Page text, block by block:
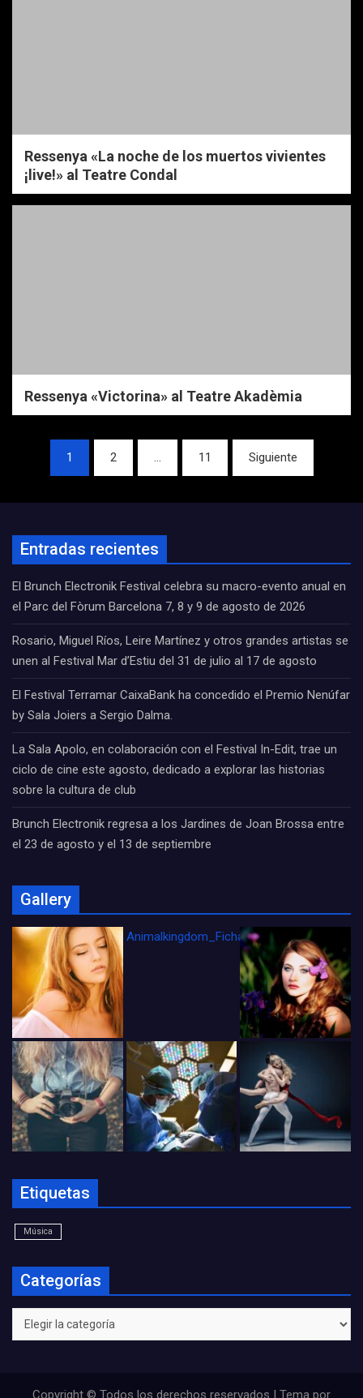
Ressenya «La noche de los muertos vivientes
¡live!» al Teatre Condal
Ressenya «Victorina» al Teatre Akadèmia
Navegación
entradas
1 2 … 11 Siguiente
Entradas recientes
El Brunch Electronik Festival celebra su macro-evento anual en
el Parc del Fòrum Barcelona 7, 8 y 9 de agosto de 2026
Rosario, Miguel Ríos, Leire Martínez y otros grandes artistas se
unen al Festival Mar d’Estiu del 31 de julio al 17 de agosto
El Festival Terramar CaixaBank ha concedido el Premio Nenúfar
by Sala Joiers a Sergio Dalma.
La Sala Apolo, en colaboración con el Festival In-Edit, trae un
ciclo de cine este agosto, dedicado a explorar las historias
sobre la cultura de club
Brunch Electronik regresa a los Jardines de Joan Brossa entre
el 23 de agosto y el 13 de septiembre
Gallery
Animalkingdom_FichaCine
Etiquetas
Música
Categorías
Categorías
Copyright © Todos los derechos reservados | Tema por